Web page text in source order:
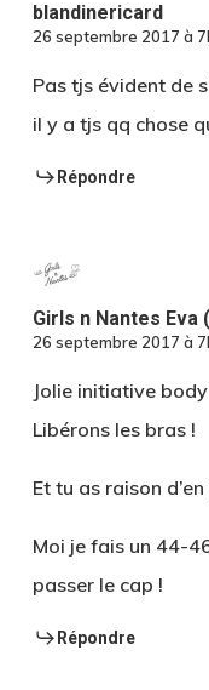
blandinericard
26 septembre 2017 à
Pas tjs évident de
il y a tjs qq chose
Répondre
Girls n Nantes Eva
26 septembre 2017 à
Jolie initiative
Libérons les bras !
Et tu as raison
Moi je fais un 44-
passer le cap !
Répondre